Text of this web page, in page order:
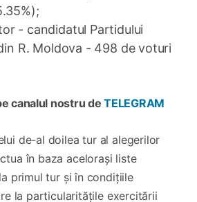
- candidatul Partidului
R. Moldova - 498 de voturi
canalul nostru deTELEGRAM
de-al doilea tur al alegerilor
în baza acelorași liste
primul tur și în condițiile
la particularitățile exercitării